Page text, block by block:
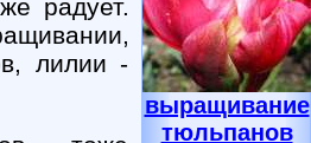
радует.
лилии -
выращивание
тюльпанов